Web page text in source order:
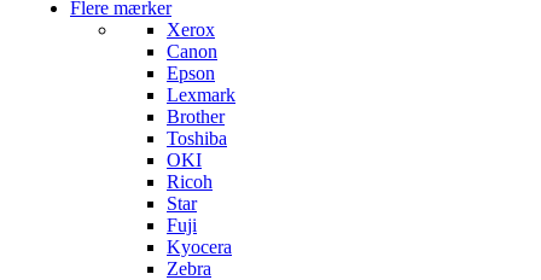
Flere mærker
Xerox
Canon
Epson
Lexmark
Brother
Toshiba
OKI
Ricoh
Star
Fuji
Kyocera
Zebra